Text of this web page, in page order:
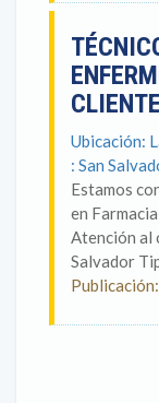
CLIENTE
Ubicación:
: San
Estamos
en
Atención al
Salvador